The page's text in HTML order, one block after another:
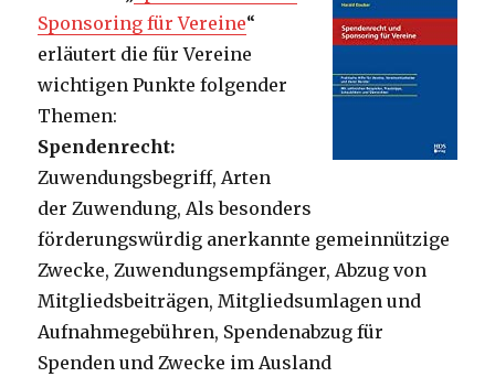
Sponsoring für Vereine“
erläutert die für Vereine
wichtigen Punkte folgender
Themen:
Spendenrecht:
Zuwendungsbegriff, Arten
der Zuwendung, Als besonders
förderungswürdig anerkannte gemeinnützige
Zwecke, Zuwendungsempfänger, Abzug von
Mitgliedsbeiträgen, Mitgliedsumlagen und
Aufnahmegebühren, Spendenabzug für
Spenden und Zwecke im Ausland